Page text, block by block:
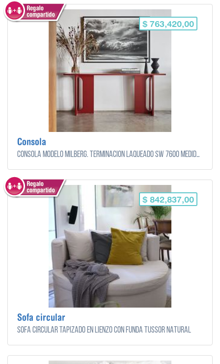
$ 763,420,00
Consola
Consola modelo Milberg. Terminación Laqueado SW 7600 Medida: 1,80 (ancho) x 0,35 (profundidad) x 0,75 (altura) mts.
$ 842,837,00
Sofa circular
SOFA CIRCULAR TAPIZADO EN LIENZO CON FUNDA TUSSOR NATURAL